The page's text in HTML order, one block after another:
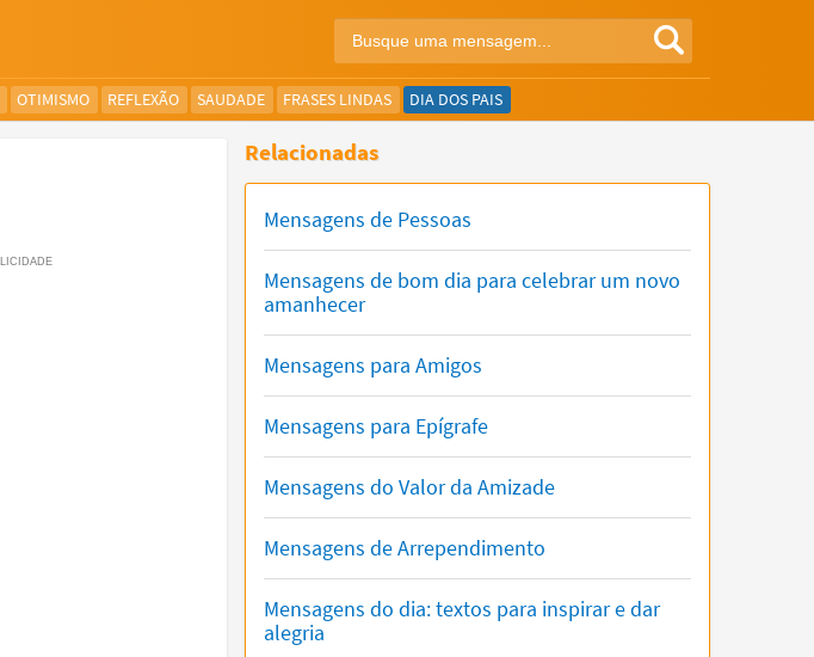
OTIMISMO REFLEXÃO SAUDADE FRASES LINDAS DIA DOS PAIS
Relacionadas
Mensagens de Pessoas
Mensagens de bom dia para celebrar um novo
amanhecer
Mensagens para Amigos
Mensagens para Epígrafe
Mensagens do Valor da Amizade
Mensagens de Arrependimento
Mensagens do dia: textos para inspirar e dar
alegria